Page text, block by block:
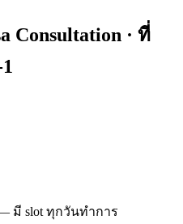
· ที่
มี slot ทุกวันทำการ